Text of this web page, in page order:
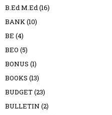
B.Ed M.Ed(16)
BANK(10)
BE (4)
BEO (5)
BONUS (1)
BOOKS (13)
BUDGET(23)
BULLETIN (2)